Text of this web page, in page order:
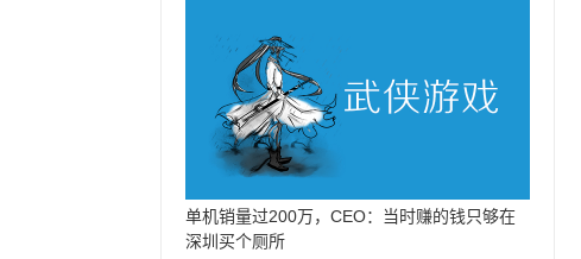
单机销量过200万，CEO：当时赚的钱只够在
深圳买个厕所